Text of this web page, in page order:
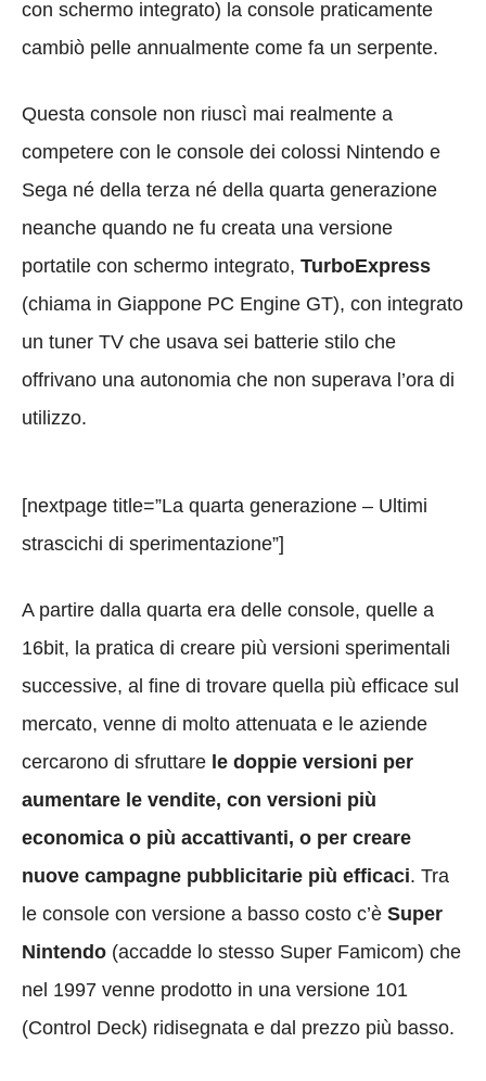
con schermo integrato) la console praticamente
cambiò pelle annualmente come fa un serpente.
Questa console non riuscì mai realmente a
competere con le console dei colossi Nintendo e
Sega né della terza né della quarta generazione
neanche quando ne fu creata una versione
portatile con schermo integrato, TurboExpress
(chiama in Giappone PC Engine GT), con integrato
un tuner TV che usava sei batterie stilo che
offrivano una autonomia che non superava l’ora di
utilizzo.
[nextpage title=”La quarta generazione – Ultimi
strascichi di sperimentazione”]
A partire dalla quarta era delle console, quelle a
16bit, la pratica di creare più versioni sperimentali
successive, al fine di trovare quella più efficace sul
mercato, venne di molto attenuata e le aziende
cercarono di sfruttare le doppie versioni per
aumentare le vendite, con versioni più
economica o più accattivanti, o per creare
nuove campagne pubblicitarie più efficaci. Tra
le console con versione a basso costo c’è Super
Nintendo (accadde lo stesso Super Famicom) che
nel 1997 venne prodotto in una versione 101
(Control Deck) ridisegnata e dal prezzo più basso.